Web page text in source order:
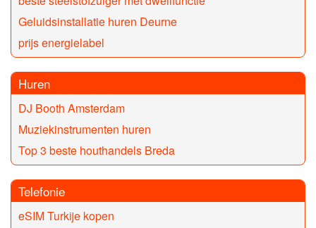
Geluidsinstallatie huren Deurne
prijs energielabel
Huren
DJ Booth Amsterdam
Muziekinstrumenten huren
Top 3 beste houthandels Breda
Telefonie
eSIM Turkije kopen